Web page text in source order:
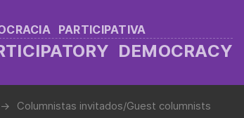
PARTICIPATIVA
DEMOCRACY
Columnistas invitados/Guest columnists